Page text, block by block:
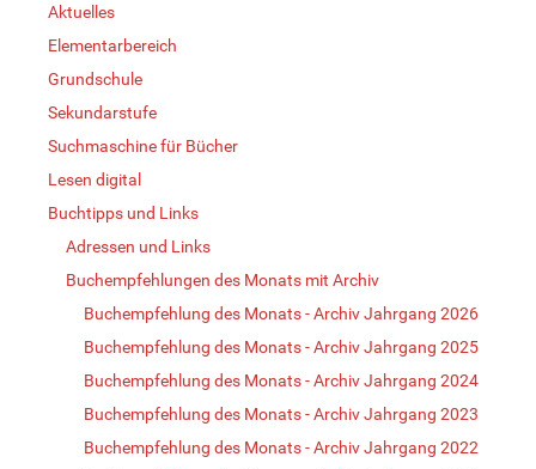
Aktuelles
Elementarbereich
Grundschule
Sekundarstufe
Suchmaschine für Bücher
Lesen digital
Buchtipps und Links
Adressen und Links
Buchempfehlungen des Monats mit Archiv
Buchempfehlung des Monats - Archiv Jahrgang 2026
Buchempfehlung des Monats - Archiv Jahrgang 2025
Buchempfehlung des Monats - Archiv Jahrgang 2024
Buchempfehlung des Monats - Archiv Jahrgang 2023
Buchempfehlung des Monats - Archiv Jahrgang 2022